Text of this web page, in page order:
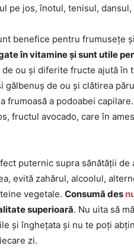
pe jos, înotul, tenisul, dansul,
benefice pentru frumusețe
în vitamine și sunt utile
ou și diferite fructe ajută în
gălbenuș de ou și clătirea
frumoasă a podoabei
fructul avocado, care în
puternic supra sănătății
evită zahărul, alcoolul,
vegetale. Consumă des
superioară. Nu uita să
și înghețata și nu te poți
zi.